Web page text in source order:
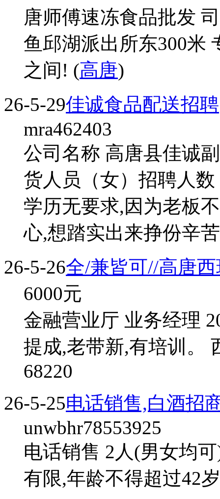
唐师傅速冻食品批发
鱼邱湖派出所东300米
之间! (高唐)
26-5-29佳诚食品配送招聘
mra462403
公司名称 高唐县佳诚
货人员（女）招聘人
学历无要求,因为老板
心,想踏实出来挣份辛
26-5-26全/兼皆可//高唐
6000元
金融营业厅 业务经理
提成,老带新,有培训。
68220
26-5-25电话销售,白酒招
unwbhr78553925
电话销售 2人(男女均
有限,年龄不得超过42